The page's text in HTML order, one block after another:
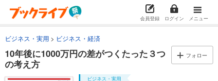
会員登録 ログイン メニュー
ビジネス・実用 ビジネス・経済
10年後に1000万円の差がつくたった３つ
の考え方
フォロー
ビジネス・実用